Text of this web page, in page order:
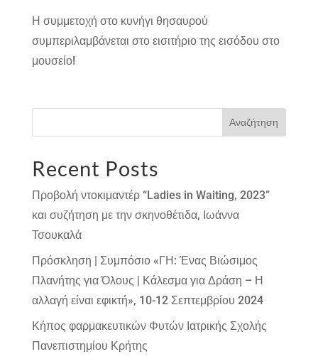
Η συμμετοχή στο κυνήγι θησαυρού
συμπεριλαμβάνεται στο εισιτήριο της εισόδου στο
μουσείο!
Αναζήτηση
Recent Posts
Προβολή ντοκιμαντέρ “Ladies in Waiting, 2023”
και συζήτηση με την σκηνοθέτιδα, Ιωάννα
Τσουκαλά
Πρόσκληση | Συμπόσιο «ΓΗ: Ένας Βιώσιμος
Πλανήτης για Όλους | Κάλεσμα για Δράση – Η
αλλαγή είναι εφικτή», 10-12 Σεπτεμβρίου 2024
Κήπος φαρμακευτικών Φυτών Ιατρικής Σχολής
Πανεπιστημίου Κρήτης